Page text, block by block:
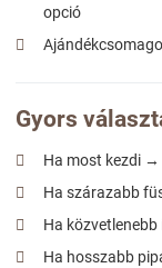
opció
Gyors
Ha most kezdi
Ha szárazabb
Ha
Ha hosszabb